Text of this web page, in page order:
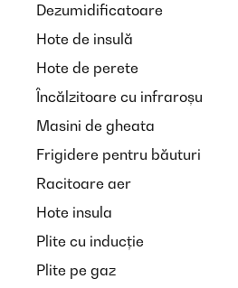
Dezumidificatoare
Hote de insulă
Hote de perete
Încălzitoare cu infraroșu
Masini de gheata
Frigidere pentru băuturi
Racitoare aer
Hote insula
Plite cu inducție
Plite pe gaz